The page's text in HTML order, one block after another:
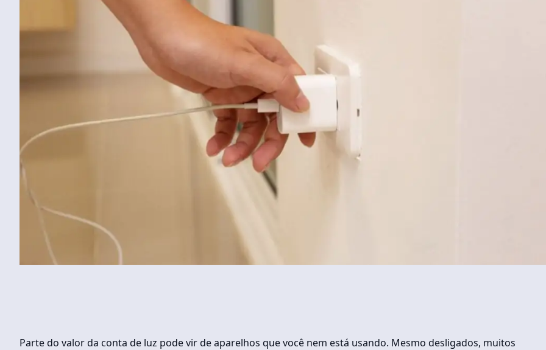
Parte do valor da conta de luz pode vir de aparelhos que você nem está usando. Mesmo desligados, muitos